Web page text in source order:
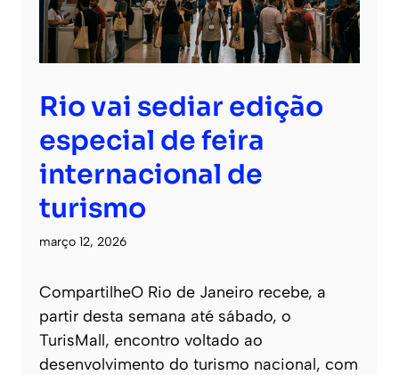
Rio vai sediar edição
especial de feira
internacional de
turismo
março 12, 2026
CompartilheO Rio de Janeiro recebe, a
partir desta semana até sábado, o
TurisMall, encontro voltado ao
desenvolvimento do turismo nacional, com